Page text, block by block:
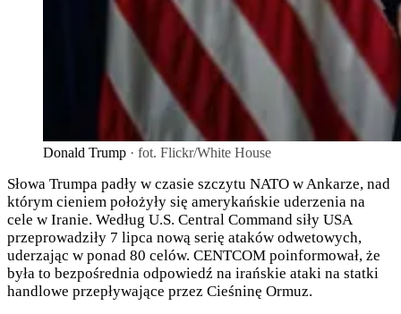
Donald Trump · fot. Flickr/White House
Słowa Trumpa padły w czasie szczytu NATO w Ankarze, nad
którym cieniem położyły się amerykańskie uderzenia na
cele w Iranie. Według U.S. Central Command siły USA
przeprowadziły 7 lipca nową serię ataków odwetowych,
uderzając w ponad 80 celów. CENTCOM poinformował, że
była to bezpośrednia odpowiedź na irańskie ataki na statki
handlowe przepływające przez Cieśninę Ormuz.